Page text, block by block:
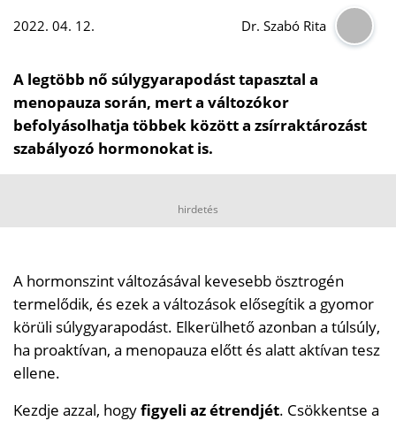
2022. 04. 12. Dr. Szabó Rita
A legtöbb nő súlygyarapodást tapasztal a
menopauza során, mert a változókor
befolyásolhatja többek között a zsírraktározást
szabályozó hormonokat is.
hirdetés
A hormonszint változásával kevesebb ösztrogén
termelődik, és ezek a változások elősegítik a gyomor
körüli súlygyarapodást. Elkerülhető azonban a túlsúly,
ha proaktívan, a menopauza előtt és alatt aktívan tesz
ellene.
Kezdje azzal, hogyfigyeli az étrendjét. Csökkentse a